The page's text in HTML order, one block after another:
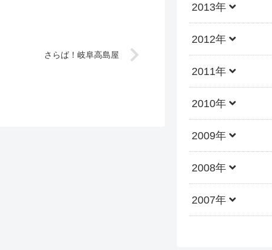
さらば！岐阜高島屋
2013年
2012年
2011年
2010年
2009年
2008年
2007年